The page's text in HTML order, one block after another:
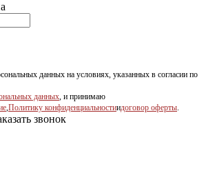
данных на условиях, указанных в согласии по
данных, и принимаю
,Политику конфиденциальностиидоговор оферты.
звонок